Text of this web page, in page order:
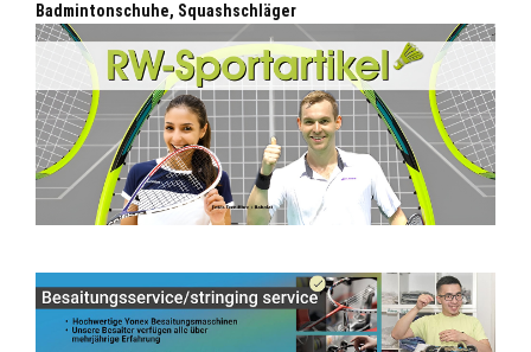
Badmintonschuhe, Squashschläger